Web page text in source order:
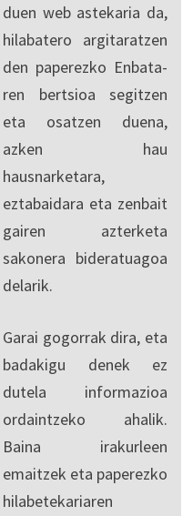
duen web astekaria da,
hilabatero argitaratzen
den paperezko Enbata-
ren bertsioa segitzen
eta osatzen duena,
azken hau
hausnarketara,
eztabaidara eta zenbait
gairen azterketa
sakonera bideratuagoa
delarik.
Garai gogorrak dira, eta
badakigu denek ez
dutela informazioa
ordaintzeko ahalik.
Baina irakurleen
emaitzek eta paperezko
hilabetekariaren